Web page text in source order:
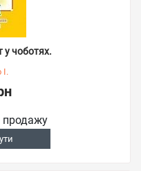
у чоботях.
продажу